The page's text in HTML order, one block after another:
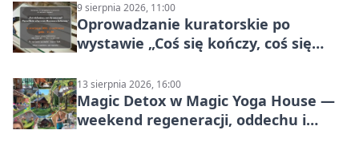
9 sierpnia 2026, 11:00
Oprowadzanie kuratorskie po
wystawie „Coś się kończy, coś się
Mazowsza do Korony”
13 sierpnia 2026, 16:00
Magic Detox w Magic Yoga House —
weekend regeneracji, oddechu i